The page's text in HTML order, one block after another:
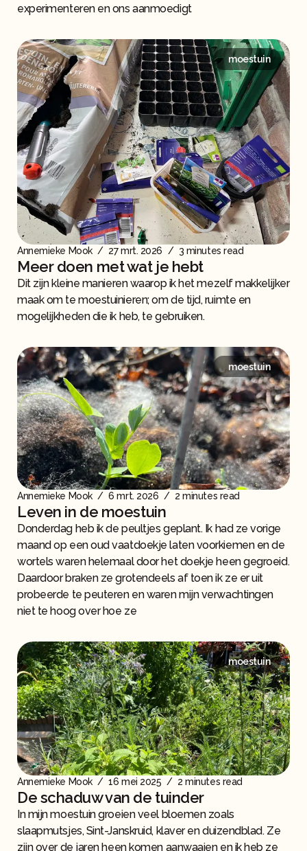
experimenteren en ons aanmoedigt
moestuin
Annemieke Mook / 27 mrt. 2026 / 3 minutes read
Meer doen met wat je hebt
Dit zijn kleine manieren waarop ik het mezelf makkelijker
maak om te moestuinieren; om de tijd, ruimte en
mogelijkheden die ik heb, te gebruiken.
moestuin
Annemieke Mook / 6 mrt. 2026 / 2 minutes read
Leven in de moestuin
Donderdag heb ik de peultjes geplant. Ik had ze vorige
maand op een oud vaatdoekje laten voorkiemen en de
wortels waren helemaal door het doekje heen gegroeid.
Daardoor braken ze grotendeels af toen ik ze er uit
probeerde te peuteren en waren mijn verwachtingen
niet te hoog over hoe ze
moestuin
Annemieke Mook / 16 mei 2025 / 2 minutes read
De schaduw van de tuinder
In mijn moestuin groeien veel bloemen zoals
slaapmutsjes, Sint-Janskruid, klaver en duizendblad. Ze
zijn over de jaren heen komen aanwaaien en ik heb ze